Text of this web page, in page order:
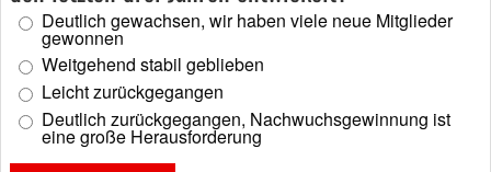
Deutlich gewachsen, wir haben viele neue Mitglieder
gewonnen
Weitgehend stabil geblieben
Leicht zurückgegangen
Deutlich zurückgegangen, Nachwuchsgewinnung ist
eine große Herausforderung